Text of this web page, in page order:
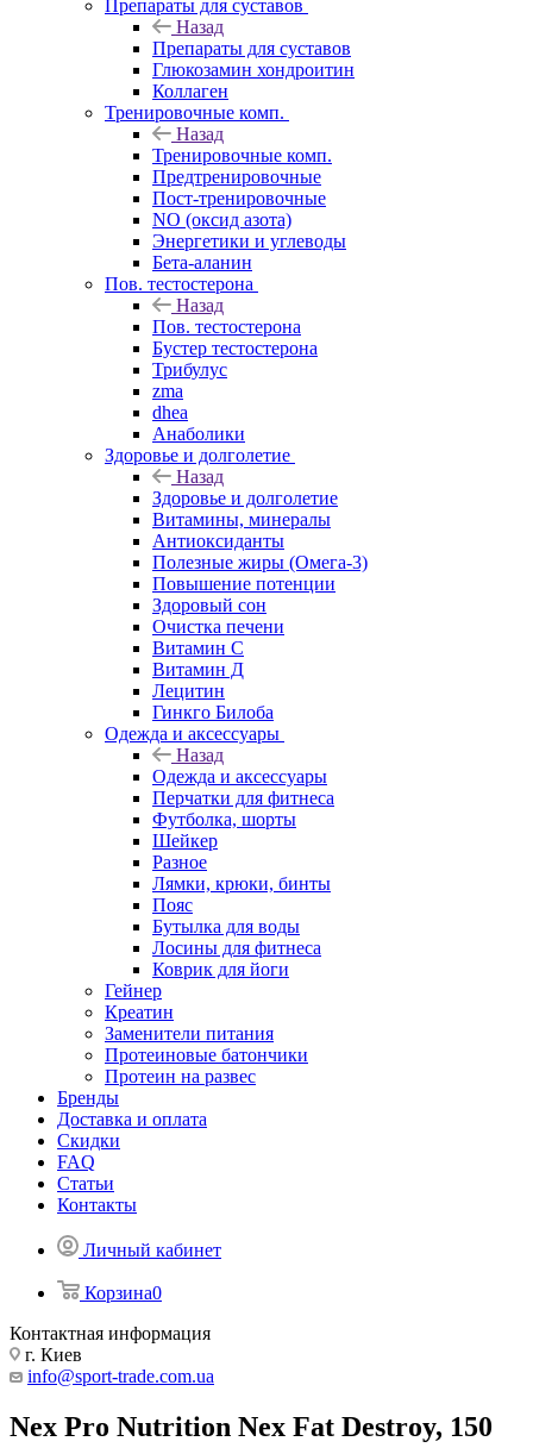
Препараты для суставов
Назад
Препараты для суставов
Глюкозамин хондроитин
Коллаген
Тренировочные комп.
Назад
Тренировочные комп.
Предтренировочные
Пост-тренировочные
NO (оксид азота)
Энергетики и углеводы
Бета-аланин
Пов. тестостерона
Назад
Пов. тестостерона
Бустер тестостерона
Трибулус
zma
dhea
Анаболики
Здоровье и долголетие
Назад
Здоровье и долголетие
Витамины, минералы
Антиоксиданты
Полезные жиры (Омега-3)
Повышение потенции
Здоровый сон
Очистка печени
Витамин С
Витамин Д
Лецитин
Гинкго Билоба
Одежда и аксессуары
Назад
Одежда и аксессуары
Перчатки для фитнеса
Футболка, шорты
Шейкер
Разное
Лямки, крюки, бинты
Пояс
Бутылка для воды
Лосины для фитнеса
Коврик для йоги
Гейнер
Креатин
Заменители питания
Протеиновые батончики
Протеин на развес
Бренды
Доставка и оплата
Скидки
FAQ
Статьи
Контакты
Личный кабинет
Корзина0
Контактная информация
г. Киев
info@sport-trade.com.ua
Nex Pro Nutrition Nex Fat Destroy, 150